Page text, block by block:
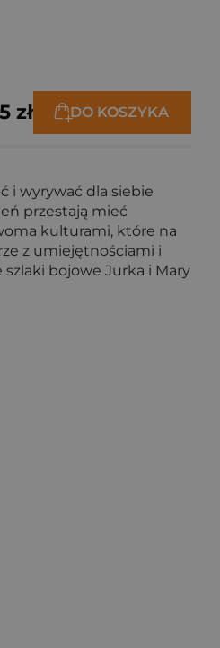
zł DO KOSZYKA
i wyrywać dla siebie
przestają mieć
kulturami, które na
z umiejętnościami i
bojowe Jurka i Mary